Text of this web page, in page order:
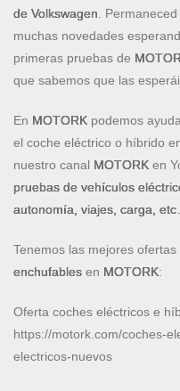
de Volkswagen.
muchas novedades
primeras pruebas de
que sabemos que las
En MOTORK podemos
el coche eléctrico o híbrido
nuestro canal MOTORK en
pruebas de vehículos
autonomía, viajes, carga,
Tenemos las mejores ofertas
enchufables en MOTORK:
Oferta coches eléctricos e
https://motork.com/coches-
electricos-nuevos